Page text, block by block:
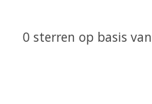
0 sterren op basis van